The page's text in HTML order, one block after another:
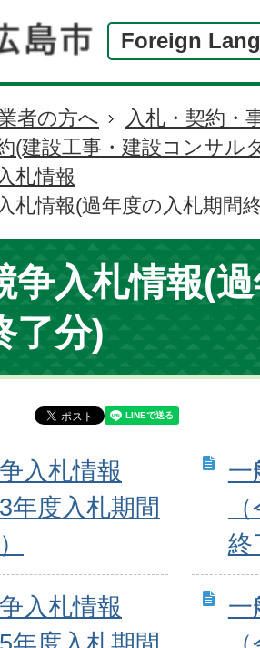
Foreign
者の方へ
入札・契約・
(建設工事・建設コンサル
札情報
札情報(過年度の入札期間
争入札情報(
了分)
入札情報
3年度入札期間
一
終
入札情報
一